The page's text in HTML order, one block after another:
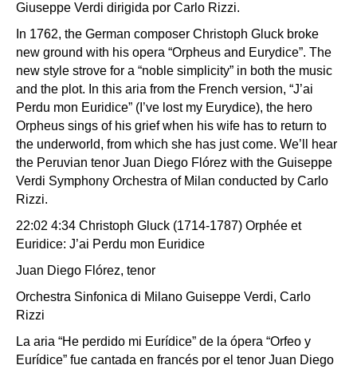
Giuseppe Verdi dirigida por Carlo Rizzi.
In 1762, the German composer Christoph Gluck broke
new ground with his opera “Orpheus and Eurydice”. The
new style strove for a “noble simplicity” in both the music
and the plot. In this aria from the French version, “J’ai
Perdu mon Euridice” (I’ve lost my Eurydice), the hero
Orpheus sings of his grief when his wife has to return to
the underworld, from which she has just come. We’ll hear
the Peruvian tenor Juan Diego Flórez with the Guiseppe
Verdi Symphony Orchestra of Milan conducted by Carlo
Rizzi.
22:02 4:34 Christoph Gluck (1714-1787) Orphée et
Euridice: J’ai Perdu mon Euridice
Juan Diego Flórez, tenor
Orchestra Sinfonica di Milano Guiseppe Verdi, Carlo
Rizzi
La aria “He perdido mi Eurídice” de la ópera “Orfeo y
Eurídice” fue cantada en francés por el tenor Juan Diego